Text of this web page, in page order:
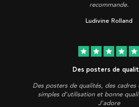
recommande.
Ludivine Rolland
star star star star star
Des posters de
Des posters de qualités, des
simples d'utilisation et bonne
J'adore